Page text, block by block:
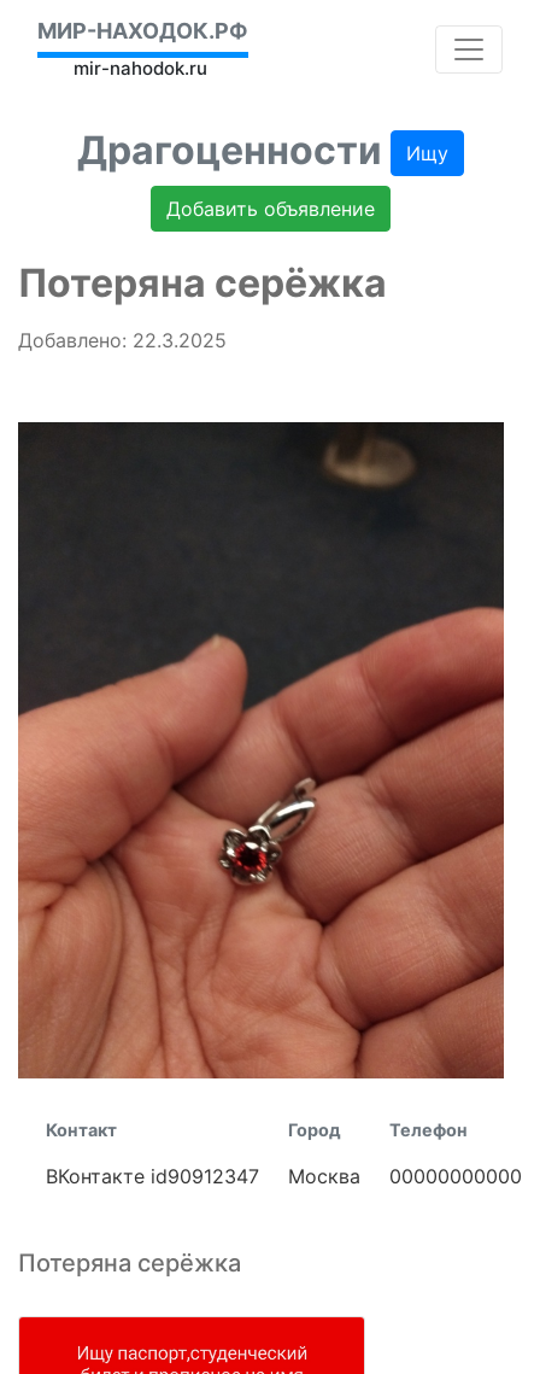
МИР-НАХОДОК.РФ
mir-nahodok.ru
Драгоценности Ищу
Добавить объявление
Потеряна серёжка
Добавлено: 22.3.2025
Контакт
ВКонтакте id90912347
Город
Москва
Телефон
00000000000
Потеряна серёжка